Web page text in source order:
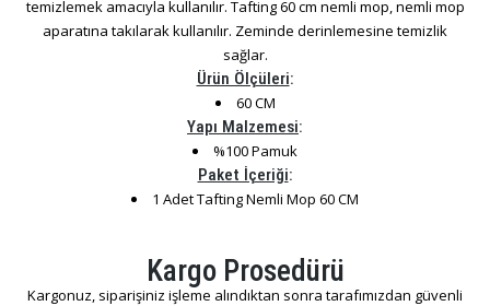
temizlemek amacıyla kullanılır. Tafting 60 cm nemli mop, nemli mop
aparatına takılarak kullanılır. Zeminde derinlemesine temizlik
sağlar.
Ürün Ölçüleri:
60 CM
Yapı Malzemesi:
%100 Pamuk
Paket İçeriği:
1 Adet Tafting Nemli Mop 60 CM
Kargo Prosedürü
Kargonuz, siparişiniz işleme alındıktan sonra tarafımızdan güvenli